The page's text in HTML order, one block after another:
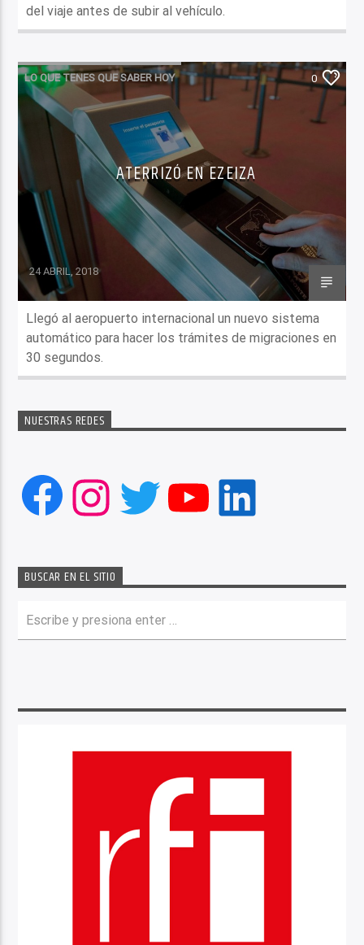
del viaje antes de subir al vehículo.
LO QUE TENES QUE SABER HOY 0
ATERRIZÓ EN EZEIZA
24 ABRIL, 2018
Llegó al aeropuerto internacional un nuevo sistema
automático para hacer los trámites de migraciones en
30 segundos.
NUESTRAS REDES
Facebook
Instagram
Twitter
YouTube
LinkedIn
BUSCAR EN EL SITIO